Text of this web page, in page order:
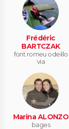
Frédéric
BARTCZAK
font romeu odeillo
via
Marina ALONZO
bages